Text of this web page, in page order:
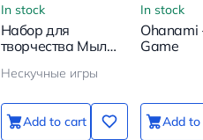
In stock
Набор для
творчества Мыло
Нескучные игры
Add to cart
In stock
Ohanami
Game
Add